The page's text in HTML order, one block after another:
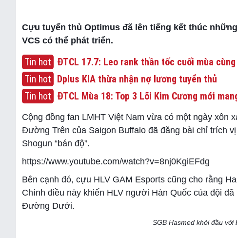
Cựu tuyển thủ Optimus đã lên tiếng kết thúc
VCS có thể phát triển.
Tin hot ĐTCL 17.7: Leo rank thần tốc cuối mùa
Tin hot Dplus KIA thừa nhận nợ lương tuyển thủ
Tin hot ĐTCL Mùa 18: Top 3 Lõi Kim Cương mới
Cộng đồng fan LMHT Việt Nam vừa có một ngày xôn
Đường Trên của Saigon Buffalo đã đăng bài chỉ trích
Shogun “bán độ”.
https://www.youtube.com/watch?v=8nj0KgiEFdg
Bên cạnh đó, cựu HLV GAM Esports cũng cho rằng
Chính điều này khiến HLV người Hàn Quốc của đội
Đường Dưới.
SGB Hasmed khởi đầu với